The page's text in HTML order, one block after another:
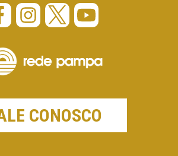
CONOSCO